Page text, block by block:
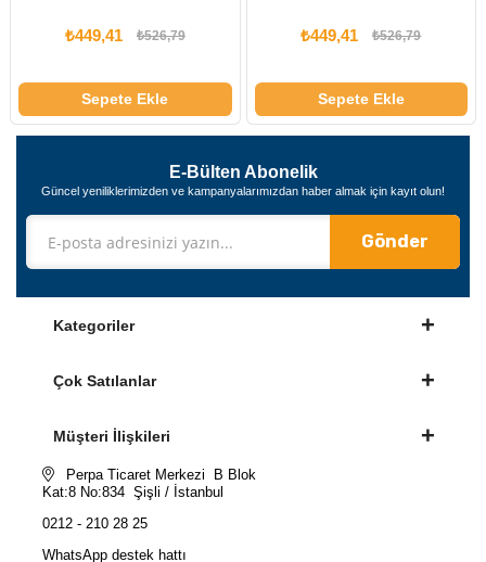
₺449,41 ₺526,79
Sepete Ekle
₺449,41 ₺526,79
Sepete Ekle
E-Bülten Abonelik
Güncel yeniliklerimizden ve kampanyalarımızdan haber almak için kayıt olun!
Gönder
Kategoriler
Çok Satılanlar
Müşteri İlişkileri
Perpa Ticaret Merkezi B Blok
Kat:8 No:834 Şişli / İstanbul
0212 - 210 28 25
WhatsApp destek hattı